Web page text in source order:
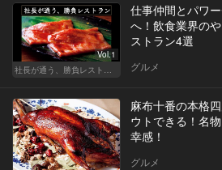
Vol.1
社長が通う、勝負レストラン
仕事仲間とパワ
へ！飲食業界の
ストラン4選
グルメ
麻布十番の本格
ウトできる！名
幸感！
グルメ